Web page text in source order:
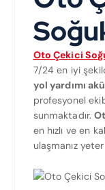
Oto Çekici
7/24 en iyi
yol yardımı
profesyonel
sunmaktadır.
en hızlı ve en
ulaşmanız